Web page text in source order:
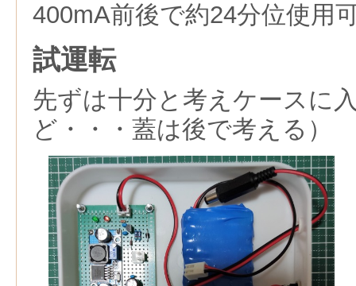
400mA前後で約24分位使用
試運転
先ずは十分と考えケースに
ど・・・蓋は後で考える）